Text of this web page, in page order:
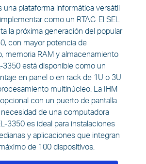
una plataforma informática versátil
como un RTAC. El SEL-
la próxima generación del popular
con mayor potencia de
memoria RAM y almacenamiento
3350 está disponible como un
en panel o en rack de 1U o 3U
multinúcleo. La IHM
con un puerto de pantalla
necesidad de una computadora
3350 es ideal para instalaciones
y aplicaciones que integran
de 100 dispositivos.